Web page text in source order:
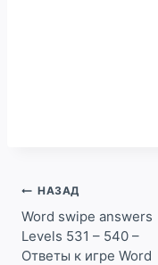
Навигация
по
записям
НАЗАД
Word swipe answers
Levels 531 – 540 –
Ответы к игре Word